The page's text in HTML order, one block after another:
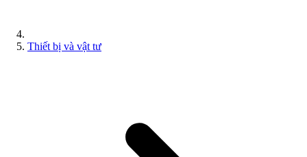
Thiết bị và vật tư